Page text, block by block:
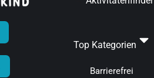
Top Kategorien
Barrierefrei